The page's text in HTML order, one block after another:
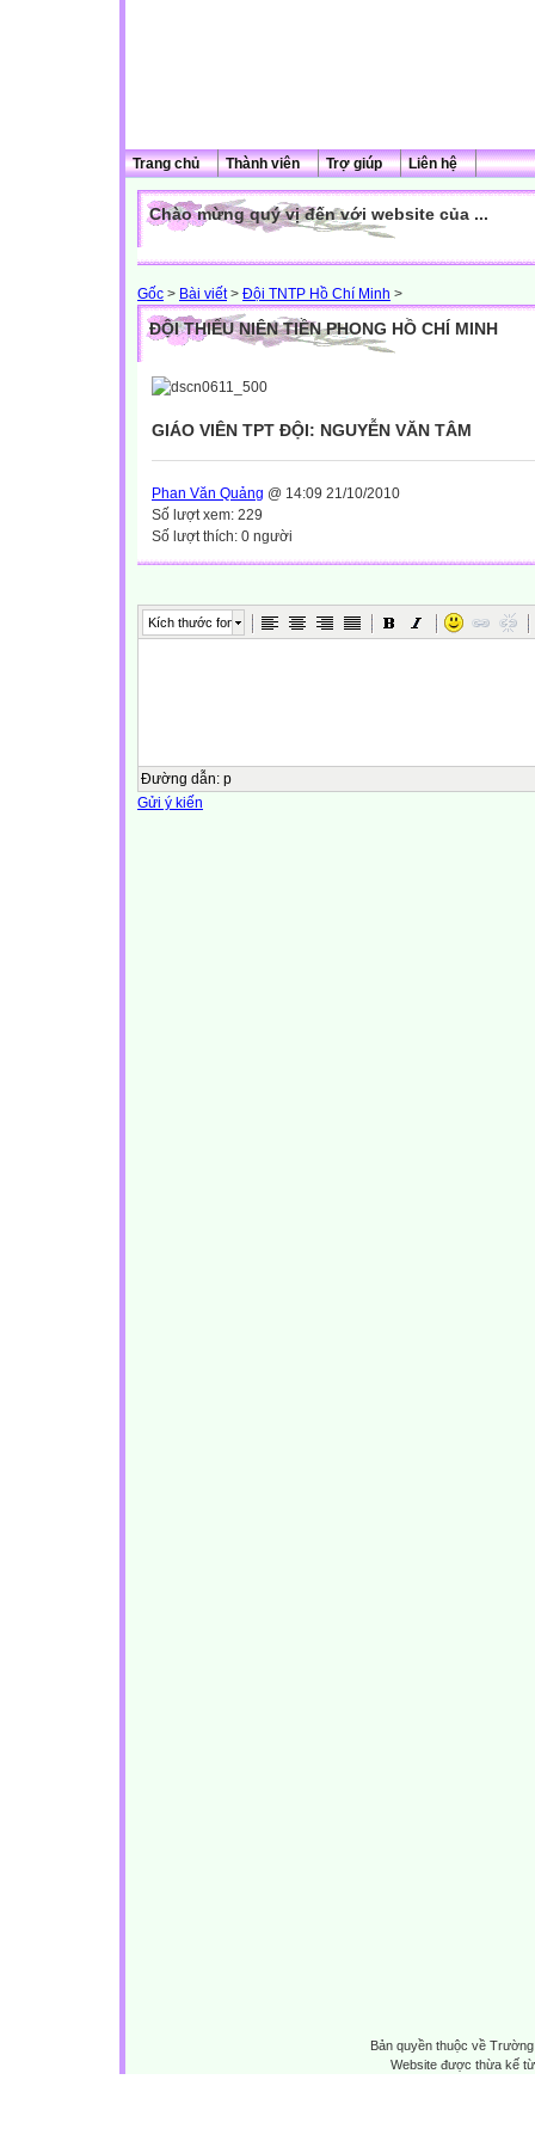
Trang chủ Thành viên Trợ giúp Liên hệ
Chào mừng quý vị đến với website của ...
Gốc > Bài viết> Đội TNTP Hồ Chí Minh >
ĐỘI THIẾU NIÊN TIỀN PHONG HỒ CHÍ MINH
GIÁO VIÊN TPT ĐỘI: NGUYỄN VĂN TÂM
Phan Văn Quảng @ 14:09 21/10/2010
Số lượt xem: 229
Số lượt thích: 0 người
Kích thước font
Đường dẫn: p
Gửi ý kiến
Bản quyền thuộc về
Website được thừa kế